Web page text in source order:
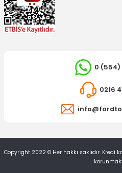
Hava Filtre Sensörü (Hava Akış
0 (554)
0216
Copyright 2022 © Her hakkı saklıdır. Kredi